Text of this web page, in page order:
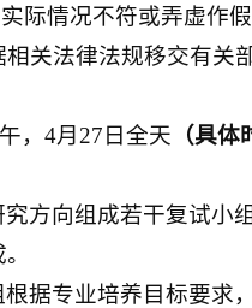
际情况不符或弄虚作
关法律法规移交有关
，4月27日全天 （具
究方向组成若干复试
根据专业培养目标要